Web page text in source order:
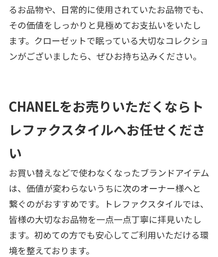
るお品物や、日常的に使用されていたお品物でも、
その価値をしっかりと見極めてお支払いをいたし
ます。クローゼットで眠っている大切なコレクショ
ンがございましたら、ぜひお持ち込みください。
CHANELをお売りいただくならト
レファクスタイルへお任せくださ
い
お買い替えなどで使わなくなったブランドアイテム
は、価値が変わらないうちに次のオーナー様へと
繋ぐのがおすすめです。トレファクスタイルでは、
皆様の大切なお品物を一点一点丁寧に拝見いたし
ます。初めての方でも安心してご利用いただける環
境を整えております。